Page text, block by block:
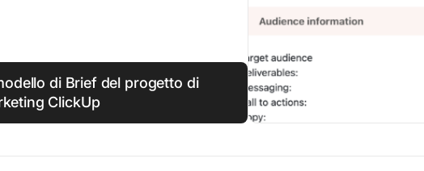
di Brief del progetto di
ClickUp